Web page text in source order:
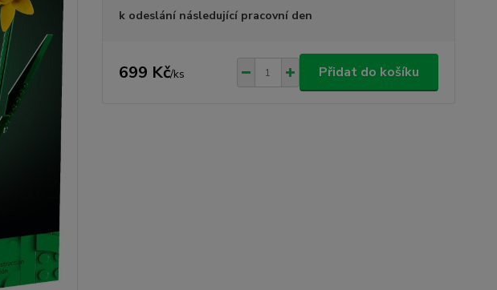
k odeslání následující pracovní den
699 Kč/ks Přidat do košíku